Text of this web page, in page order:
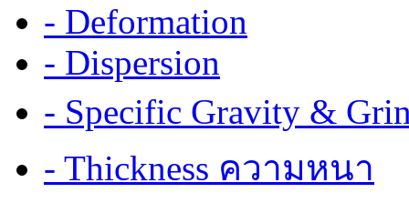
- Deformation
- Dispersion
- Specific Gravity &
- Thickness ความหนา